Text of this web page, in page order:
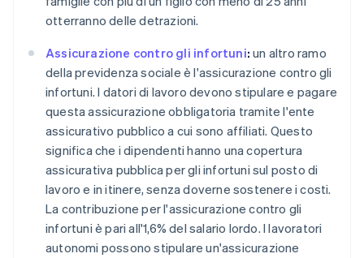
otterranno delle detrazioni.
Assicurazione contro gli infortuni: un altro ramo
della previdenza sociale è l'assicurazione contro gli
infortuni. I datori di lavoro devono stipulare e pagare
questa assicurazione obbligatoria tramite l'ente
assicurativo pubblico a cui sono affiliati. Questo
significa che i dipendenti hanno una copertura
assicurativa pubblica per gli infortuni sul posto di
lavoro e in itinere, senza doverne sostenere i costi.
La contribuzione per l'assicurazione contro gli
infortuni è pari all'1,6% del salario lordo. I lavoratori
autonomi possono stipulare un'assicurazione